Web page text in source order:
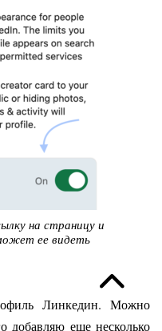
на страницу и
ее видеть
Линкедин. Можно
добавляю еще несколько